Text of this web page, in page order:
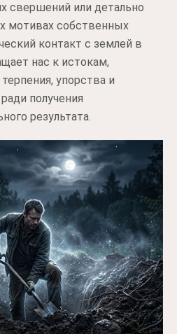
свершений или детально
мотивах собственных
контакт с землей в
нас к истокам,
упорства и
получения
результата.